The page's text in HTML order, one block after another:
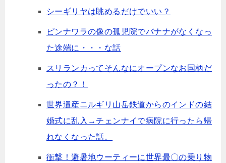
シーギリヤは眺めるだけでいい？
ピンナワラの像の孤児院でバナナがなくなっ
た途端に・・・な話
スリランカってそんなにオープンなお国柄だ
ったの？！
世界遺産ニルギリ山岳鉄道からのインドの結
婚式に乱入→チェンナイで病院に行ったら帰
れなくなった話。
衝撃！避暑地ウーティーに世界最〇の乗り物